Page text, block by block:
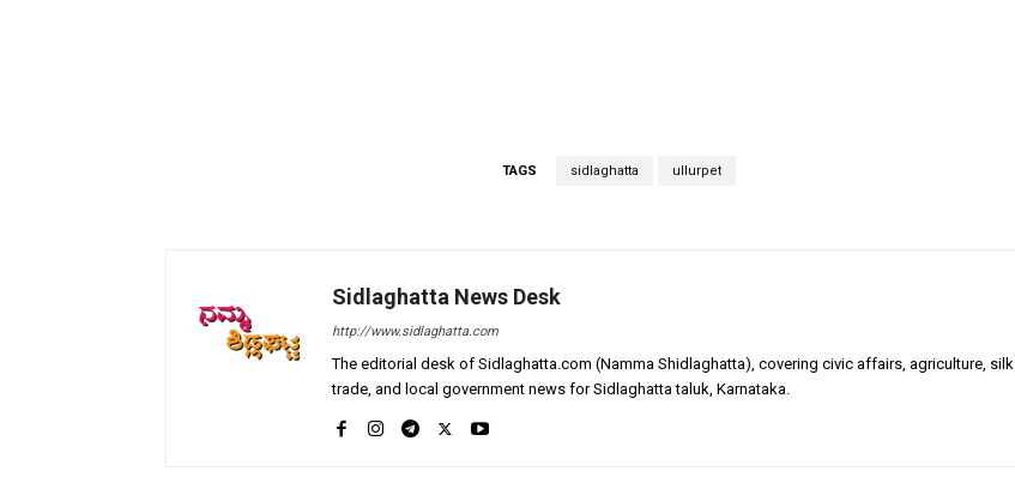
TAGS sidlaghatta ullurpet
Sidlaghatta News Desk
http://www.sidlaghatta.com
The editorial desk of Sidlaghatta.com (Namma Shidlaghatta), covering civic affairs, agriculture, silk
trade, and local government news for Sidlaghatta taluk, Karnataka.